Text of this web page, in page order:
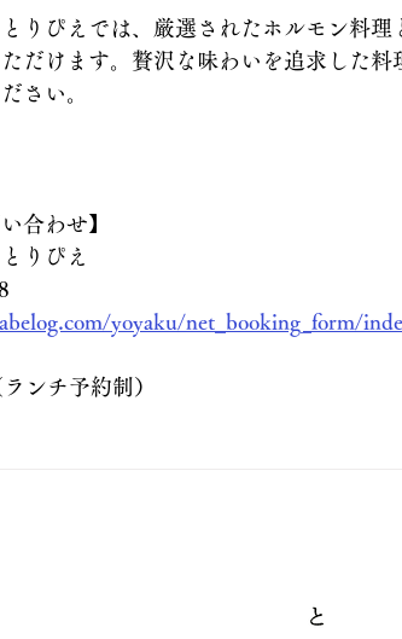
りぴえでは、厳選されたホルモン料
だけます。贅沢な味わいを追求した料
さい。
合わせ】
りぴえ
yoyaku/net_booking_form/
ンチ予約制）